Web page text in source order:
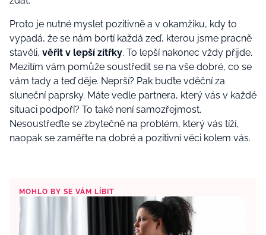
Proto je nutné myslet pozitivně a v okamžiku, kdy to
vypadá, že se nám bortí každá zeď, kterou jsme pracně
stavěli, věřit v lepší zítřky. To lepší nakonec vždy přijde.
Mezitím vám pomůže soustředit se na vše dobré, co se
vám tady a teď děje. Neprší? Pak buďte vděční za
sluneční paprsky. Máte vedle partnera, který vás v každé
situaci podpoří? To také není samozřejmost.
Nesoustřeďte se zbytečně na problém, který vás tíží,
naopak se zaměřte na dobré a pozitivní věci kolem vás.
MOHLO BY SE VÁM LÍBIT